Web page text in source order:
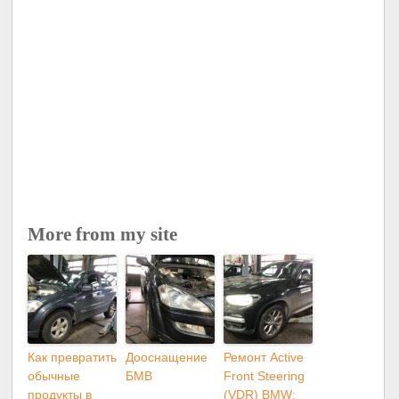
More from my site
Как превратить
обычные
продукты в
Дооснащение
БМВ
Ремонт Active
Front Steering
(VDR) BMW: